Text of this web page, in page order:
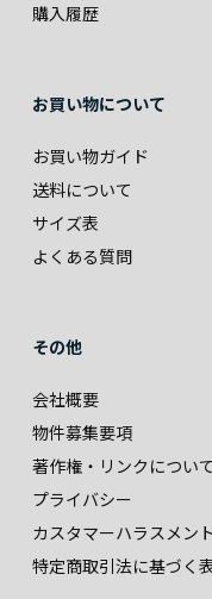
購入履歴
お買い物について
お買い物ガイド
送料について
サイズ表
よくある質問
その他
会社概要
物件募集要項
著作権・リンクについて
プライバシー
カスタマーハラスメン
特定商取引法に基づく